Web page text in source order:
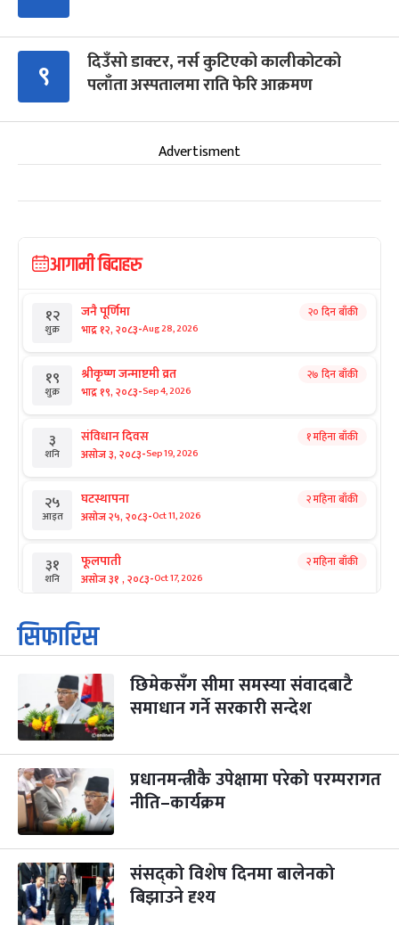
९
दिउँसो डाक्टर, नर्स कुटिएको कालीकोटको
पलाँता अस्पतालमा राति फेरि आक्रमण
Advertisment
आगामी बिदाहरु
१२
शुक्र
जनै पूर्णिमा
भाद्र १२, २०८३-Aug 28, 2026
२० दिन बाँकी
१९
शुक्र
श्रीकृष्ण जन्माष्टमी व्रत
भाद्र १९, २०८३-Sep 4, 2026
२७ दिन बाँकी
३
शनि
संविधान दिवस
असोज ३, २०८३-Sep 19, 2026
१ महिना बाँकी
२५
आइत
घटस्थापना
असोज २५, २०८३-Oct 11, 2026
२ महिना बाँकी
३१
शनि
फूलपाती
असोज ३१ , २०८३-Oct 17, 2026
२ महिना बाँकी
१
आइत
कार्तिक सङ्क्रान्ति
कार्तिक १, २०८३
३
मंगल
महानवमी
कार्तिक ३, २०८३-Oct 20, 2026
२ महिना बाँकी
४
बुध कार्तिक ४, २०८३ Oct 21, 2026
५
बिहि
पापा‌ङ्कुशा एकादशी व्रत
कार्तिक ५, २०८३
२२
आइत
कुकुर तिहार
कार्तिक २२, २०८३-Nov 8, 2026
३ महिना बाँकी
सिफारिस
छिमेकसँग सीमा समस्या संवादबाटै
समाधान गर्ने सरकारी सन्देश
प्रधानमन्त्रीकै उपेक्षामा परेको परम्परागत
नीति–कार्यक्रम
संसद्को विशेष दिनमा बालेनको
बिझाउने दृश्य